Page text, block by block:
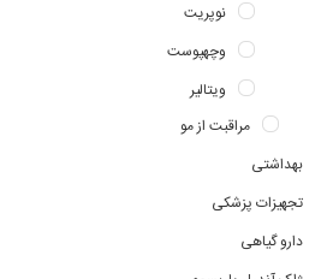
نوپریت
وچهپوست
ویتالیر
مراقبت از مو
بهداشتی
تجهیزات پزشکی
دارو گیاهی